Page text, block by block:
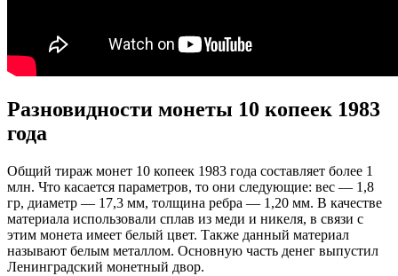
Разновидности монеты 10 копеек 1983
года
Общий тираж монет 10 копеек 1983 года составляет более 1
млн. Что касается параметров, то они следующие: вес — 1,8
гр, диаметр — 17,3 мм, толщина ребра — 1,20 мм. В качестве
материала использовали сплав из меди и никеля, в связи с
этим монета имеет белый цвет. Также данный материал
называют белым металлом. Основную часть денег выпустил
Ленинградский монетный двор.